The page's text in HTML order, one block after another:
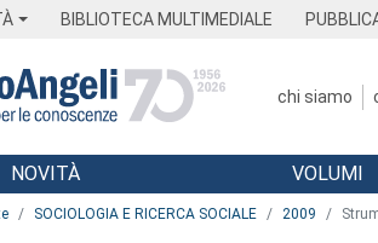
BIBLIOTECA MULTIMEDIALE
chi siamo
NOVITÀ VOLUMI
SOCIOLOGIA E RICERCA SOCIALE 2009